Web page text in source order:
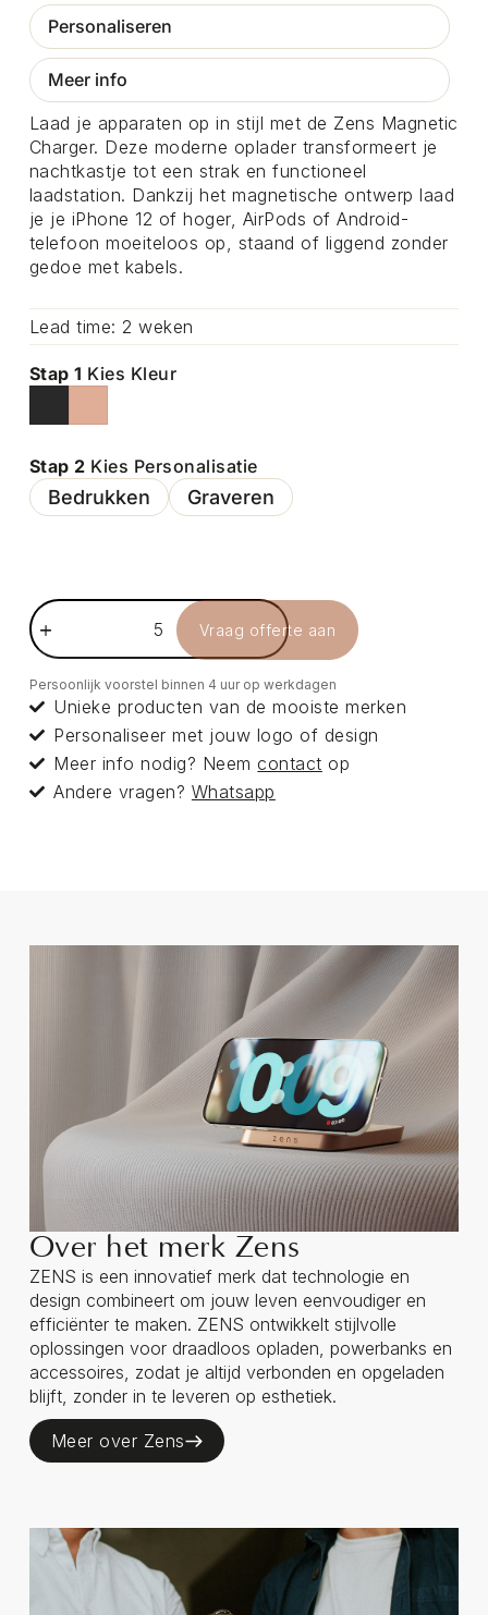
Personaliseren
Meer info
Laad je apparaten op in stijl met de Zens Magnetic
Charger. Deze moderne oplader transformeert je
nachtkastje tot een strak en functioneel
laadstation. Dankzij het magnetische ontwerp laad
je je iPhone 12 of hoger, AirPods of Android-
telefoon moeiteloos op, staand of liggend zonder
gedoe met kabels.
Lead time: 2 weken
Stap 1 Kies Kleur
Stap 2 Kies Personalisatie
Bedrukken Graveren
Vraag offerte aan
Persoonlijk voorstel binnen 4 uur op werkdagen
Unieke producten van de mooiste merken
Personaliseer met jouw logo of design
Meer info nodig? Neemcontact op
Andere vragen? Whatsapp
Over het merk Zens
ZENS is een innovatief merk dat technologie en
design combineert om jouw leven eenvoudiger en
efficiënter te maken. ZENS ontwikkelt stijlvolle
oplossingen voor draadloos opladen, powerbanks en
accessoires, zodat je altijd verbonden en opgeladen
blijft, zonder in te leveren op esthetiek.
Meer over Zens